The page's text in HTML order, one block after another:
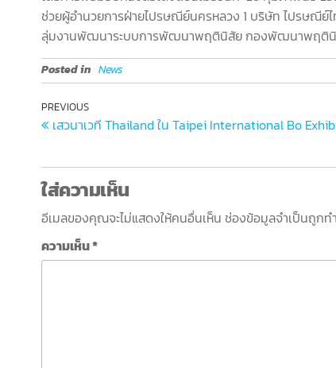
ช่วยผู้อำนวยการฝ่ายไปรษณีย์นครหลวง 1 บริษัท ไปรษณี
ลุ่มงานพัฒนาระบบการพัฒนาพฤตินิสัย กองพัฒนาพฤติ
Posted in News
PREVIOUS
เสวนาเวที Thailand ใน Taipei International Bo
ใส่ความเห็น
อีเมลของคุณจะไม่แสดงให้คนอื่นเห็น ช่องข้อมูลจำเป็นถูกท
ความเห็น*